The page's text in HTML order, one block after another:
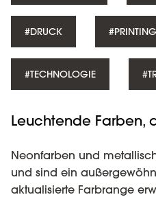
#DRUCK #PRINTING
#TECHNOLOGIE
Leuchtende Farben,
Neonfarben und
und sind ein
aktualisierte Farbrange